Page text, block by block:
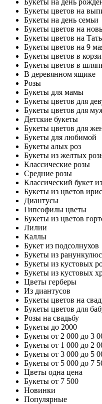
Букеты на день
Букеты цветов на
Букеты на день семьи
Букеты цветов на
Букеты цветов на
Букеты цветов на 9
Букеты цветов в
Букеты цветов в
В деревянном ящике
Розы
Букеты для мамы
Букеты цветов для
Букеты цветов для
Детские букеты
Букеты цветов для
Букеты для любимой
Букеты алых роз
Букеты из желтых
Классические розы
Средние розы
Классический букет
Букеты из цветов
Диантусы
Гипсофилы цветы
Букеты из цветов
Лилии
Каллы
Букет из подсолнухов
Букеты из
Букеты из кустовых
Букеты из кустовых
Цветы герберы
Из диантусов
Букеты цветов на
Букеты цветов для
Розы на свадьбу
Букеты до 2000
Букеты от 2 000 до 3
Букеты от 1 000 до 2
Букеты от 3 000 до 5
Букеты от 5 000 до 7
Цветы одна цена
Букеты от 7 500
Новинки
Популярные